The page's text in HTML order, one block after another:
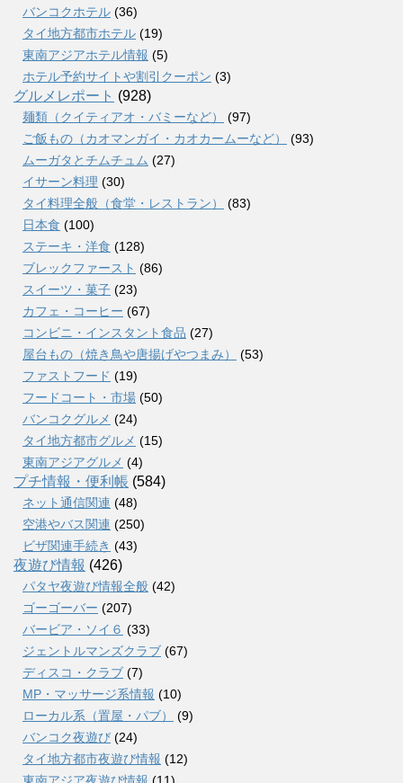
バンコクホテル (36)
タイ地方都市ホテル (19)
東南アジアホテル情報 (5)
ホテル予約サイトや割引クーポン (3)
グルメレポート (928)
麺類（クイティアオ・バミーなど）
(97)
ご飯もの（カオマンガイ・カオカームーなど）
(93)
ムーガタとチムチュム (27)
イサーン料理 (30)
タイ料理全般（食堂・レストラン）
(83)
日本食 (100)
ステーキ・洋食 (128)
ブレックファースト (86)
スイーツ・菓子 (23)
カフェ・コーヒー (67)
コンビニ・インスタント食品 (27)
屋台もの（焼き鳥や唐揚げやつまみ）
(53)
ファストフード (19)
フードコート・市場 (50)
バンコクグルメ (24)
タイ地方都市グルメ (15)
東南アジアグルメ (4)
プチ情報・便利帳 (584)
ネット通信関連 (48)
空港やバス関連 (250)
ビザ関連手続き (43)
夜遊び情報 (426)
パタヤ夜遊び情報全般 (42)
ゴーゴーバー (207)
バービア・ソイ６ (33)
ジェントルマンズクラブ (67)
ディスコ・クラブ (7)
MP・マッサージ系情報 (10)
ローカル系（置屋・パブ）
(9)
バンコク夜遊び (24)
タイ地方都市夜遊び情報 (12)
東南アジア夜遊び情報 (11)